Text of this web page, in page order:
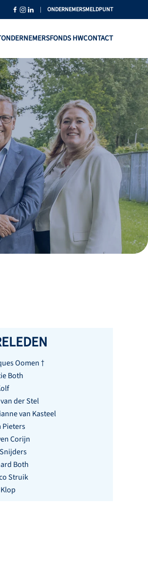
| ONDERNEMERSMELDPUNT
ONDERNEMERSFONDS HWCONTACT
Oomen †
Both
der Stel
van Kasteel
Pieters
Corijn
Both
Struik